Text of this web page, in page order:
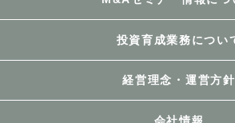
投資育成業務につい
経営理念・運営方針